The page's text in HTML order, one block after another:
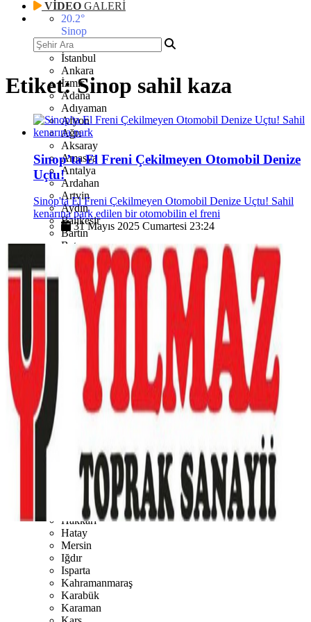
VİDEO GALERİ
20.2°
Sinop
İstanbul
Ankara
İzmir
Adana
Adıyaman
Afyon
Ağrı
Aksaray
Amasya
Antalya
Ardahan
Artvin
Aydın
Balıkesir
Bartın
Batman
Bayburt
Bilecik
Bingöl
Bitlis
Bolu
Burdur
Denizli
Diyarbakır
Düzce
Erzurum
Eskişehir
Gaziantep
Giresun
Gümüşhane
Hakkari
Hatay
Mersin
Iğdır
Isparta
Kahramanmaraş
Karabük
Karaman
Etiket:Sinop sahil kaza
Sinop’ta El Freni Çekilmeyen Otomobil Denize
Uçtu!
Sinop'ta El Freni Çekilmeyen Otomobil Denize Uçtu! Sahil
kenarına park edilen bir otomobilin el freni
31 Mayıs 2025 Cumartesi 23:24